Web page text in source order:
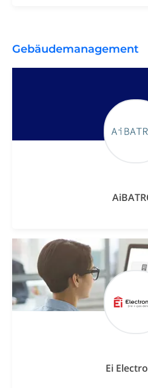
Gebäudemanagement
Ei